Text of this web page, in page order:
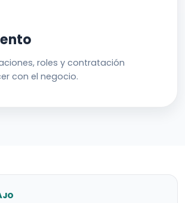
roles y contratación
con el negocio.